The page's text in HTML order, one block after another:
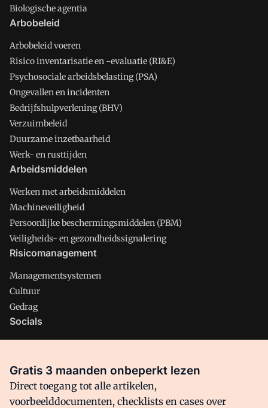
Biologische agentia
Arbobeleid
Arbobeleid voeren
Risico inventarisatie en -evaluatie (RI&E)
Psychosociale arbeidsbelasting (PSA)
Ongevallen en incidenten
Bedrijfshulpverlening (BHV)
Verzuimbeleid
Duurzame inzetbaarheid
Werk- en rusttijden
Arbeidsmiddelen
Werken met arbeidsmiddelen
Machineveiligheid
Persoonlijke beschermingsmiddelen (PBM)
Veiligheids- en gezondheidssignalering
Risicomanagement
Managementsystemen
Cultuur
Gedrag
Socials
Facebook
Gratis 3 maanden onbeperkt lezen
Direct toegang tot alle artikelen,
voorbeelddocumenten, checklists en cases over